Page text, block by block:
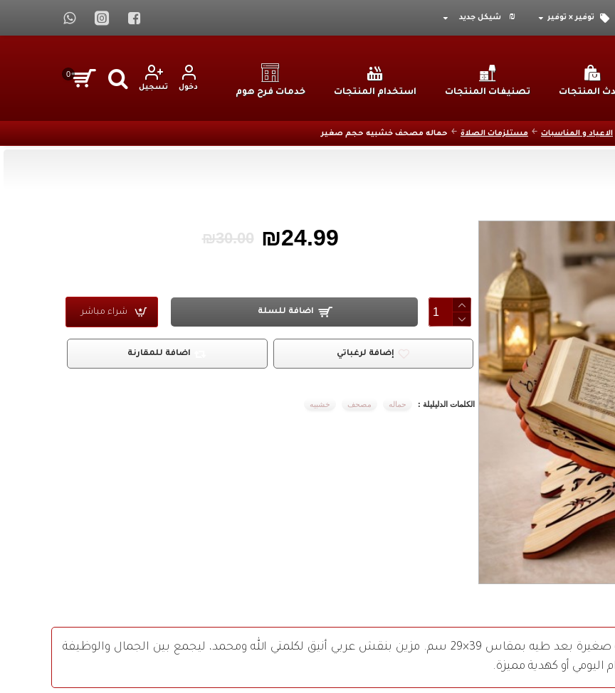
توفير × توفير ₪ شيكل جديد
المنتجات تصنيفات المنتجات استخدام المنتجات خدمات فرح هوم دخول تسجيل
0
الاعياد و المناسبات مستلزمات الصلاة حماله مصحف خشبيه حجم صغير
₪24.99
₪30.00
اضافة للسلة شراء مباشر
إضافة لرغباتي اضافة للمقارنة
الكلمات الدليليلة : حماله مصحف خشبيه
حامل قرآن عملي قابل للطي سهل التخزين، يأخذ مساحة صغيرة بعد طيه بمقاس 39×29 سم. مزين بنقش عربي أنيق لكلمتي الله ومحمد، ليجمع بين الجمال والوظيفة
اليومي أو كهدية مميزة.